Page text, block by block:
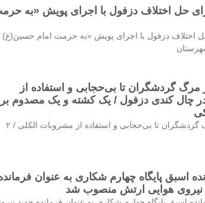
در شورای حل اختلاف دزفول با اجرای پویش «به
شورای حل اختلاف دزفول با اجرای پویش «به حرمت امام حسین(ع)
مرگ گردشگران تا بی‌حجابی و استفاده از
/ ۲ حادثه در چال کندی دزفول / یک کشته و یک مصدوم بر
♨️معضلی به نام چال‌کندی؛ از مرگ گردشگران تا بی‌حجابی و استفاده از مشروبات الکلی / ۲
اسبق پایگاه چهارم شکاری به عنوان
نیروی هوایی ارتش منصوب شد